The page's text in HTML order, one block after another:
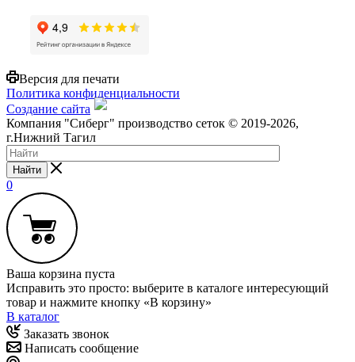
Версия для печати
Политика конфиденциальности
Создание сайта
Компания "Сиберг" производство сеток © 2019-2026,
г.Нижний Тагил
Найти
0
Ваша корзина пуста
Исправить это просто: выберите в каталоге интересующий
товар и нажмите кнопку «В корзину»
В каталог
Заказать звонок
Написать сообщение